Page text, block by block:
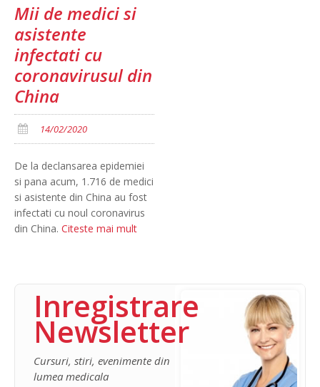
Mii de medici si
asistente
infectati cu
coronavirusul din
China
14/02/2020
De la declansarea epidemiei
si pana acum, 1.716 de medici
si asistente din China au fost
infectati cu noul coronavirus
din China. Citeste mai mult
Inregistrare
Newsletter
Cursuri, stiri, evenimente din
lumea medicala